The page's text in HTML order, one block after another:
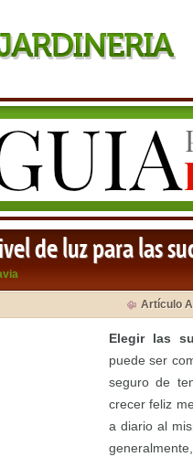
de luz para las
Artículo
Elegir las
puede ser
seguro de
crecer feliz
a diario al